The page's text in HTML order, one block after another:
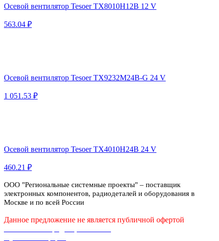
Осевой вентилятор Tesoer TX8010H12B 12 V
563.04 ₽
Осевой вентилятор Tesoer TX9232M24B-G 24 V
1 051.53 ₽
Осевой вентилятор Tesoer TX4010H24B 24 V
460.21 ₽
ООО "Региональные системные проекты" – поставщик
электронных компонентов, радиодеталей и оборудования в
Москве и по всей России
Данное предложение не является публичной офертой